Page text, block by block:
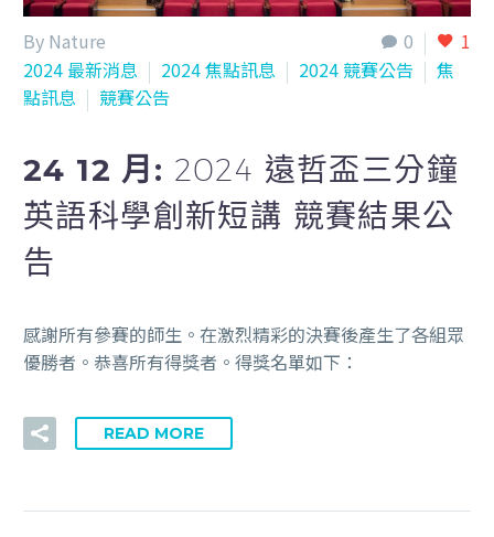
0 1
By Nature
2024 最新消息
2024 焦點訊息 2024 競賽公告
焦
點訊息
競賽公告
24 12 月: 2024 遠哲盃三分鐘
英語科學創新短講 競賽結果公
告
感謝所有參賽的師生。在激烈精彩的決賽後產生了各組眾
優勝者。恭喜所有得獎者。得獎名單如下：
READ MORE